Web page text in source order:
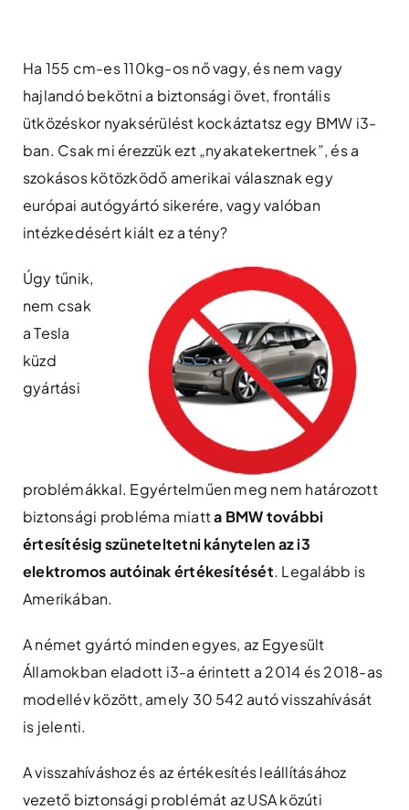
content
Ha 155 cm-es 110kg-os nő vagy, és nem vagy
hajlandó bekötni a biztonsági övet, frontális
ütközéskor nyaksérülést kockáztatsz egy BMW i3-
ban. Csak mi érezzük ezt „nyakatekertnek”, és a
szokásos kötözködő amerikai válasznak egy
európai autógyártó sikerére, vagy valóban
intézkedésért kiált ez a tény?
Úgy tűnik,
nem csak
a Tesla
küzd
gyártási
problémákkal. Egyértelműen meg nem határozott
biztonsági probléma miatta BMW további
értesítésig szüneteltetni kánytelen az i3
elektromos autóinak értékesítését. Legalább is
Amerikában.
A német gyártó minden egyes, az Egyesült
Államokban eladott i3-a érintett a 2014 és 2018-as
modellév között, amely 30 542 autó visszahívását
is jelenti.
A visszahíváshoz és az értékesítés leállításához
vezető biztonsági problémát az USA közúti